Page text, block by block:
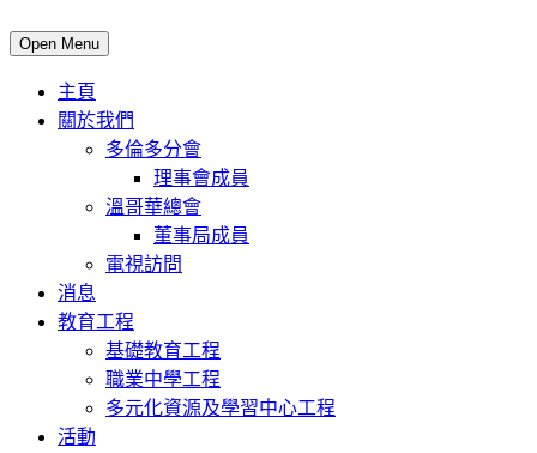
Open Menu
主頁
關於我們
多倫多分會
理事會成員
溫哥華總會
董事局成員
電視訪問
消息
教育工程
基礎教育工程
職業中學工程
多元化資源及學習中心工程
活動